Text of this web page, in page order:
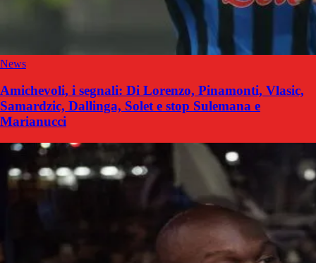
News
Amichevoli, i segnali: Di Lorenzo, Pinamonti, Vlasic,
Samardzic, Dallinga, Solet e stop Sulemana e
Marianucci